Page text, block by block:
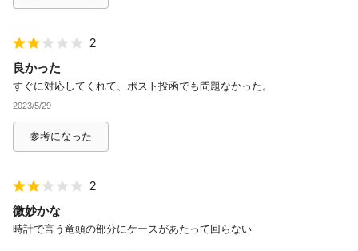
2
良かった
すぐに対応してくれて、ポスト投函でも問題なかった。
2023/5/29
参考になった
2
微妙かな
時計で言う竜頭の部分にケースがあたって回らない